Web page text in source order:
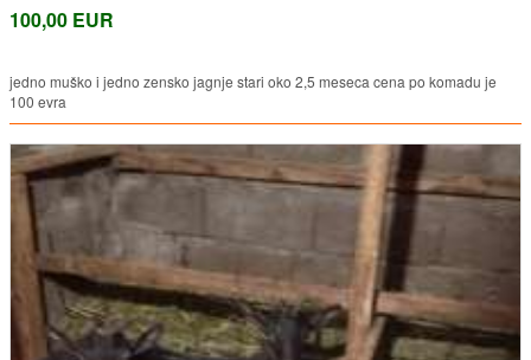
100,00 EUR
jedno muško i jedno zensko jagnje stari oko 2,5 meseca cena po komadu je
100 evra